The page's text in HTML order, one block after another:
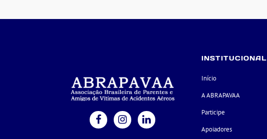
INSTITUCIONAL
Início
A ABRAPAVAA
Participe
Apoiadores